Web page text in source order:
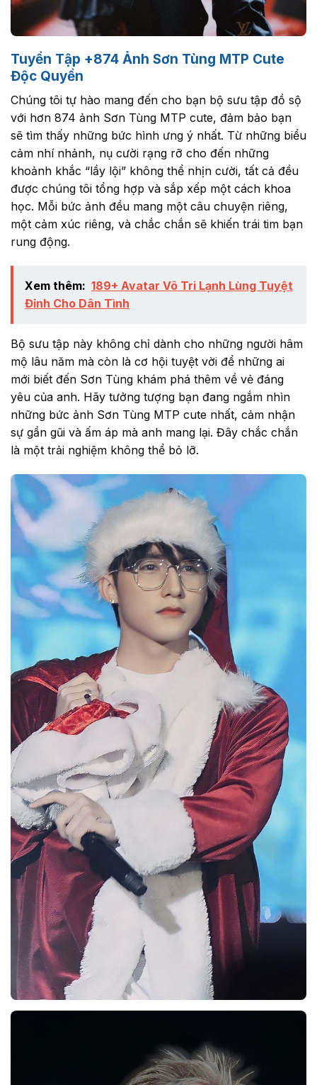
Tuyển Tập +874 Ảnh Sơn Tùng MTP Cute
Độc Quyền
Chúng tôi tự hào mang đến cho bạn bộ sưu tập đồ sộ
với hơn 874 ảnh Sơn Tùng MTP cute, đảm bảo bạn
sẽ tìm thấy những bức hình ưng ý nhất. Từ những biểu
cảm nhí nhảnh, nụ cười rạng rỡ cho đến những
khoảnh khắc “lầy lội” không thể nhịn cười, tất cả đều
được chúng tôi tổng hợp và sắp xếp một cách khoa
học. Mỗi bức ảnh đều mang một câu chuyện riêng,
một cảm xúc riêng, và chắc chắn sẽ khiến trái tim bạn
rung động.
Xem thêm: 189+ Avatar Vô Tri Lạnh Lùng Tuyệt
Đỉnh Cho Dân Tình
Bộ sưu tập này không chỉ dành cho những người hâm
mộ lâu năm mà còn là cơ hội tuyệt vời để những ai
mới biết đến Sơn Tùng khám phá thêm về vẻ đáng
yêu của anh. Hãy tưởng tượng bạn đang ngắm nhìn
những bức ảnh Sơn Tùng MTP cute nhất, cảm nhận
sự gần gũi và ấm áp mà anh mang lại. Đây chắc chắn
là một trải nghiệm không thể bỏ lỡ.